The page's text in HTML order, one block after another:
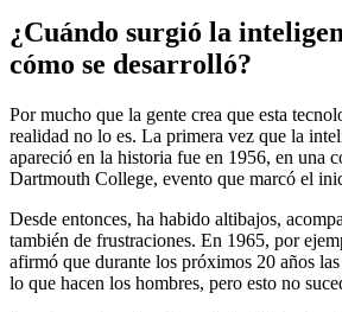
¿Cuándo surgió la
cómo se desarrolló?
Por mucho que la gente crea que esta
realidad no lo es. La primera vez que la
apareció en la historia fue en 1956, en una
Dartmouth College, evento que marcó el
Desde entonces, ha habido altibajos,
también de frustraciones. En 1965, por
afirmó que durante los próximos 20 años
lo que hacen los hombres, pero esto no